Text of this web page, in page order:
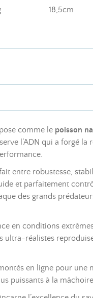
18,5cm
comme le poisson
l’ADN qui a forgé
entre robustesse,
et parfaitement
des grands
en conditions
réalistes
en ligne pour
puissants à la